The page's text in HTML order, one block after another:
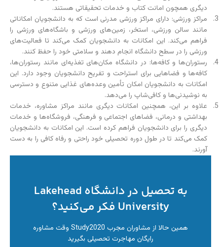
دیگری همچون امانت کتاب و خدمات تحقیقاتی هستند.
مراکز ورزشی: دارای مراکز ورزشی مدرنی است که به دانشجویان امکاناتی
مانند سالن ورزشی، استخر، زمین‌های ورزشی و باشگاه‌های ورزشی را
فراهم می‌کند. این امکانات به دانشجویان کمک می‌کند تا فعالیت‌های
ورزشی را در سطح دانشگاه انجام دهند و سلامتی خود را حفظ کنند.
رستوران‌ها و کافه‌ها: در دانشگاه مکان‌های تغذیه‌ای مانند رستوران‌ها،
کافه‌ها و فضاهایی برای استراحت و تفریح دانشجویان وجود دارد. این
امکانات به دانشجویان امکان تأمین وعده‌های غذایی متنوع و دسترسی
به نوشیدنی‌ها و کافی‌شاپ را می‌دهد.
علاوه بر این، همچنین امکانات دیگری مانند مراکز مشاوره، خدمات
بهداشتی و درمانی، فضاهای اجتماعی و فرهنگی، فروشگاه‌ها و خدمات
دیگری را برای دانشجویان فراهم کرده است. این امکانات به دانشجویان
کمک می‌کند تا در طول دوره تحصیلی خود راحتی و رفاه کافی را به دست
آورند.
به تحصیل در دانشگاه Lakehead
University فکر می‌کنید؟
همین حالا از مشاوران مجرب Study2020 وقت مشاوره
رایگان مهاجرت تحصیلی بگیرید